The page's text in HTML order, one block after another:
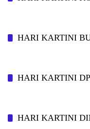
HARI KARTINI
HARI KARTINI
HARI KARTINI